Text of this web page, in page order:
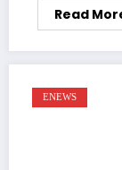
Read
ENEWS